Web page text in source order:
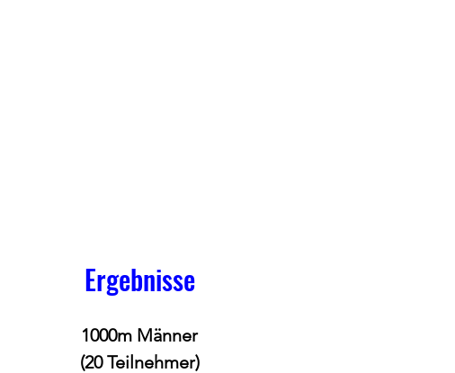
Ergebnisse
1000m Männer
(20 Teilnehmer)